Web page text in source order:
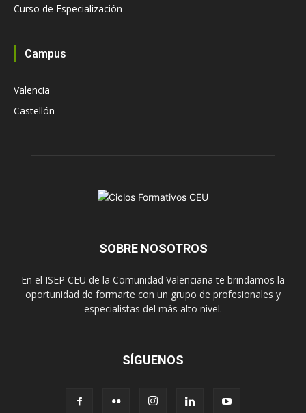
Curso de Especialización
Campus
Valencia
Castellón
SOBRE NOSOTROS
En el ISEP CEU de la Comunidad Valenciana te brindamos la
oportunidad de formarte con un grupo de profesionales y
especialistas del más alto nivel.
SÍGUENOS